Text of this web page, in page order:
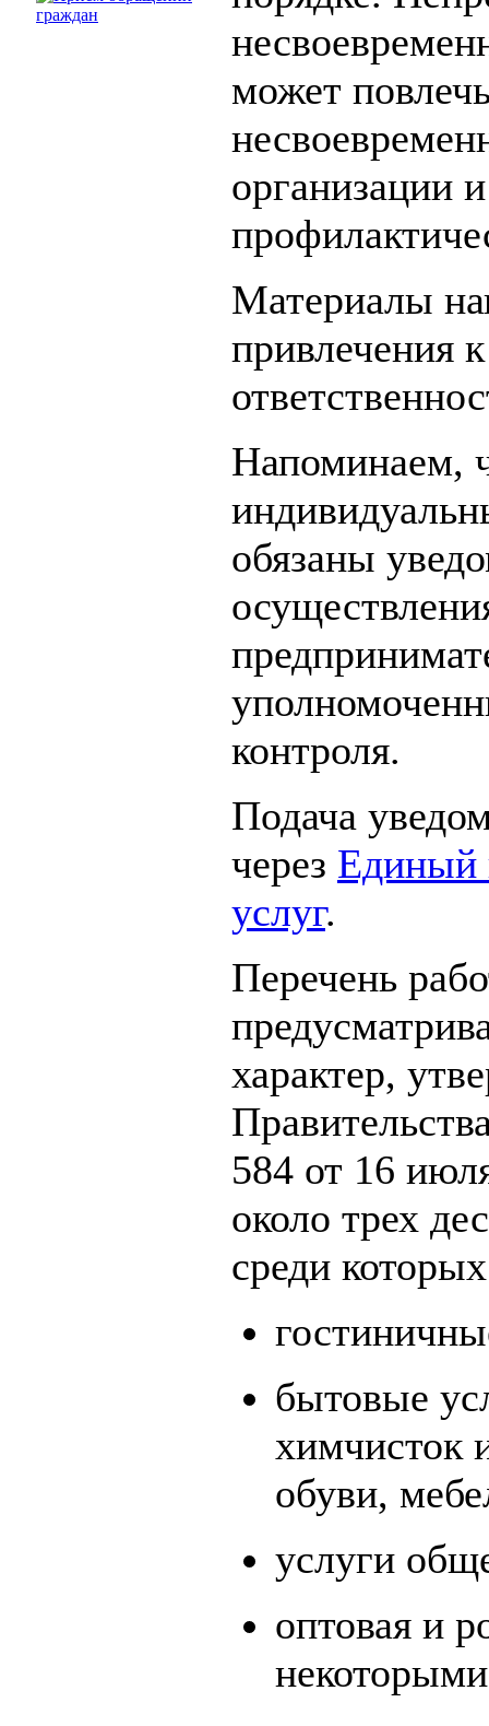
может
организации
Материалы
привлечения
Напоминаем,
обязаны
контроля.
Подача
через Единый
услуг.
Перечень
характер,
584 от 16
около трех
среди
бытовые
химчисток
обуви,
услуги
оптовая и